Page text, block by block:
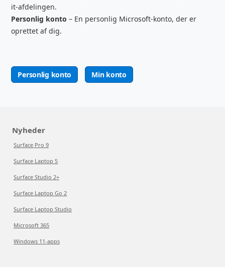
it-afdelingen.
Personlig konto – En personlig Microsoft-konto, der er
oprettet af dig.
Personlig konto Min konto
Nyheder
Surface Pro 9
Surface Laptop 5
Surface Studio 2+
Surface Laptop Go 2
Surface Laptop Studio
Microsoft 365
Windows 11-apps